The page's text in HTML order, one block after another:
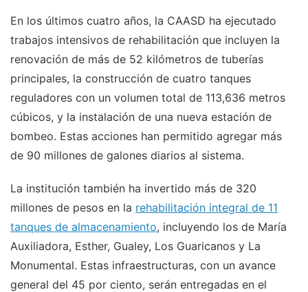
En los últimos cuatro años, la CAASD ha ejecutado
trabajos intensivos de rehabilitación que incluyen la
renovación de más de 52 kilómetros de tuberías
principales, la construcción de cuatro tanques
reguladores con un volumen total de 113,636 metros
cúbicos, y la instalación de una nueva estación de
bombeo. Estas acciones han permitido agregar más
de 90 millones de galones diarios al sistema.
La institución también ha invertido más de 320
millones de pesos en la rehabilitación integral de 11
tanques de almacenamiento, incluyendo los de María
Auxiliadora, Esther, Gualey, Los Guaricanos y La
Monumental. Estas infraestructuras, con un avance
general del 45 por ciento, serán entregadas en el